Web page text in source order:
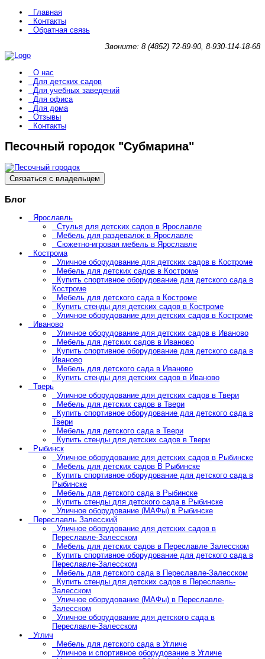
Главная
Контакты
Обратная связь
Звоните: 8 (4852) 72-89-90, 8-930-114-18-68
О нас
Для детских садов
Для учебных заведений
Для офиса
Для дома
Отзывы
Контакты
Песочный городок "Субмарина"
Связаться с владельцем
Блог
Ярославль
Стулья для детских садов в Ярославле
Мебель для раздевалок в Ярославле
Сюжетно-игровая мебель в Ярославле
Кострома
Уличное оборудование для детских садов в Костроме
Мебель для детских садов в Костроме
Купить спортивное оборудование для детского сада в
Костроме
Мебель для детского сада в Костроме
Купить стенды для детских садов в Костроме
Уличное оборудование для детских садов в Костроме
Иваново
Уличное оборудование для детских садов в Иваново
Мебель для детских садов в Иваново
Купить спортивное оборудование для детского сада в
Иваново
Мебель для детского сада в Иваново
Купить стенды для детских садов в Иваново
Тверь
Уличное оборудование для детских садов в Твери
Мебель для детских садов в Твери
Купить спортивное оборудование для детского сада в
Твери
Мебель для детского сада в Твери
Купить стенды для детских садов в Твери
Рыбинск
Уличное оборудование для детских садов в Рыбинске
Мебель для детских садов В Рыбинске
Купить спортивное оборудование для детского сада в
Рыбинске
Мебель для детского сада в Рыбинске
Купить стенды для детского сада в Рыбинске
Уличное оборудование (МАФы) в Рыбинске
Переславль Залесский
Уличное оборудование для детских садов в
Переславле-Залесском
Мебель для детских садов в Переславле Залесском
Купить спортивное оборудование для детского сада в
Переславле-Залесском
Мебель для детского сада в Переславле-Залесском
Купить стенды для детских садов в Переславль-
Залесском
Уличное оборудование (МАФы) в Переславле-
Залесском
Уличное оборудование для детского сада в
Переславле-Залесском
Углич
Мебель для детского сада в Угличе
Уличное и спортивное оборудование в Угличе